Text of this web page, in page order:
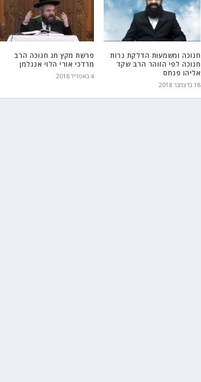
חנוכה ומשמעות הדלקת נרות
חנוכה לפי הזוהר הרב שקד
אליהו פנחס
18 בדצמבר 2018
פרשת מקץ חג חנוכה הרב
מרדכי אורי הלוי אנגלמן
4 באפריל 2018